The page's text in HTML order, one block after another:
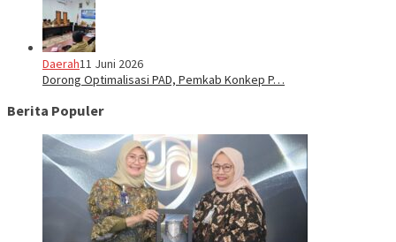
Daerah11 Juni 2026
Dorong Optimalisasi PAD, Pemkab Konkep P…
Berita Populer